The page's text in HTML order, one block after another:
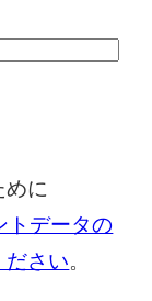
めに
トデータの
ださい。